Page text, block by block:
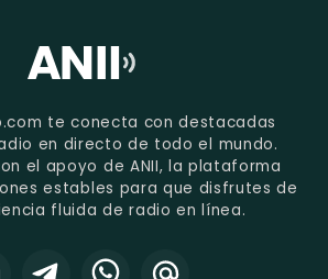
te conecta con destacadas
en directo de todo el mundo.
el apoyo de ANII, la plataforma
estables para que disfrutes de
fluida de radio en línea.